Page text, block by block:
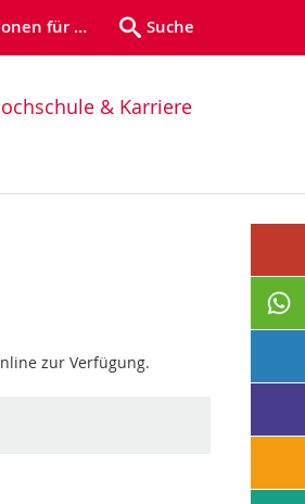
für … Suche
& Karriere
zur Verfügung.